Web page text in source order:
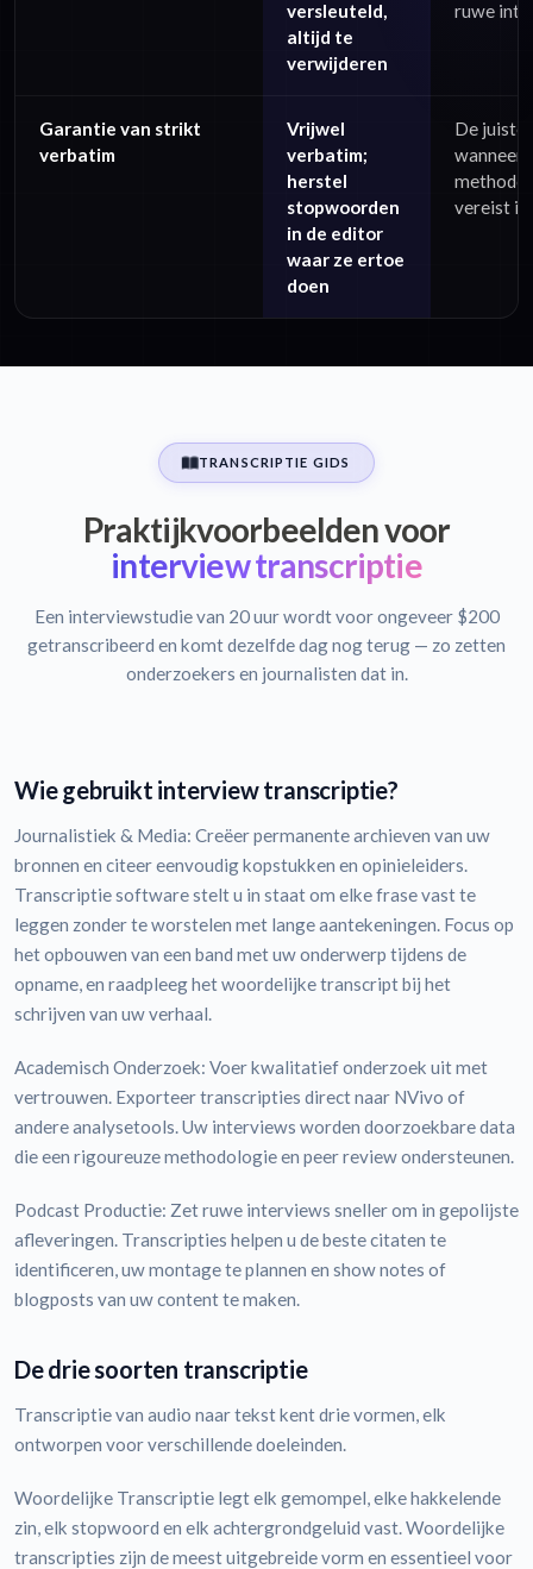
versleuteld,
altijd te
verwijderen
ruwe
Garantie van strikt
verbatim
Vrijwel
verbatim;
herstel
stopwoorden
in de editor
waar ze ertoe
doen
De juiste
wanneer
vereist is
TRANSCRIPTIE GIDS
Praktijkvoorbeelden voor
interview transcriptie
Een interviewstudie van 20 uur wordt voor ongeveer $200
getranscribeerd en komt dezelfde dag nog terug — zo zetten
onderzoekers en journalisten dat in.
Wie gebruikt interview transcriptie?
Journalistiek & Media: Creëer permanente archieven van uw
bronnen en citeer eenvoudig kopstukken en opinieleiders.
Transcriptie software stelt u in staat om elke frase vast te
leggen zonder te worstelen met lange aantekeningen. Focus op
het opbouwen van een band met uw onderwerp tijdens de
opname, en raadpleeg het woordelijke transcript bij het
schrijven van uw verhaal.
Academisch Onderzoek: Voer kwalitatief onderzoek uit met
vertrouwen. Exporteer transcripties direct naar NVivo of
andere analysetools. Uw interviews worden doorzoekbare data
die een rigoureuze methodologie en peer review ondersteunen.
Podcast Productie: Zet ruwe interviews sneller om in gepolijste
afleveringen. Transcripties helpen u de beste citaten te
identificeren, uw montage te plannen en show notes of
blogposts van uw content te maken.
De drie soorten transcriptie
Transcriptie van audio naar tekst kent drie vormen, elk
ontworpen voor verschillende doeleinden.
Woordelijke Transcriptie legt elk gemompel, elke hakkelende
zin, elk stopwoord en elk achtergrondgeluid vast. Woordelijke
transcripties zijn de meest uitgebreide vorm en essentieel voor